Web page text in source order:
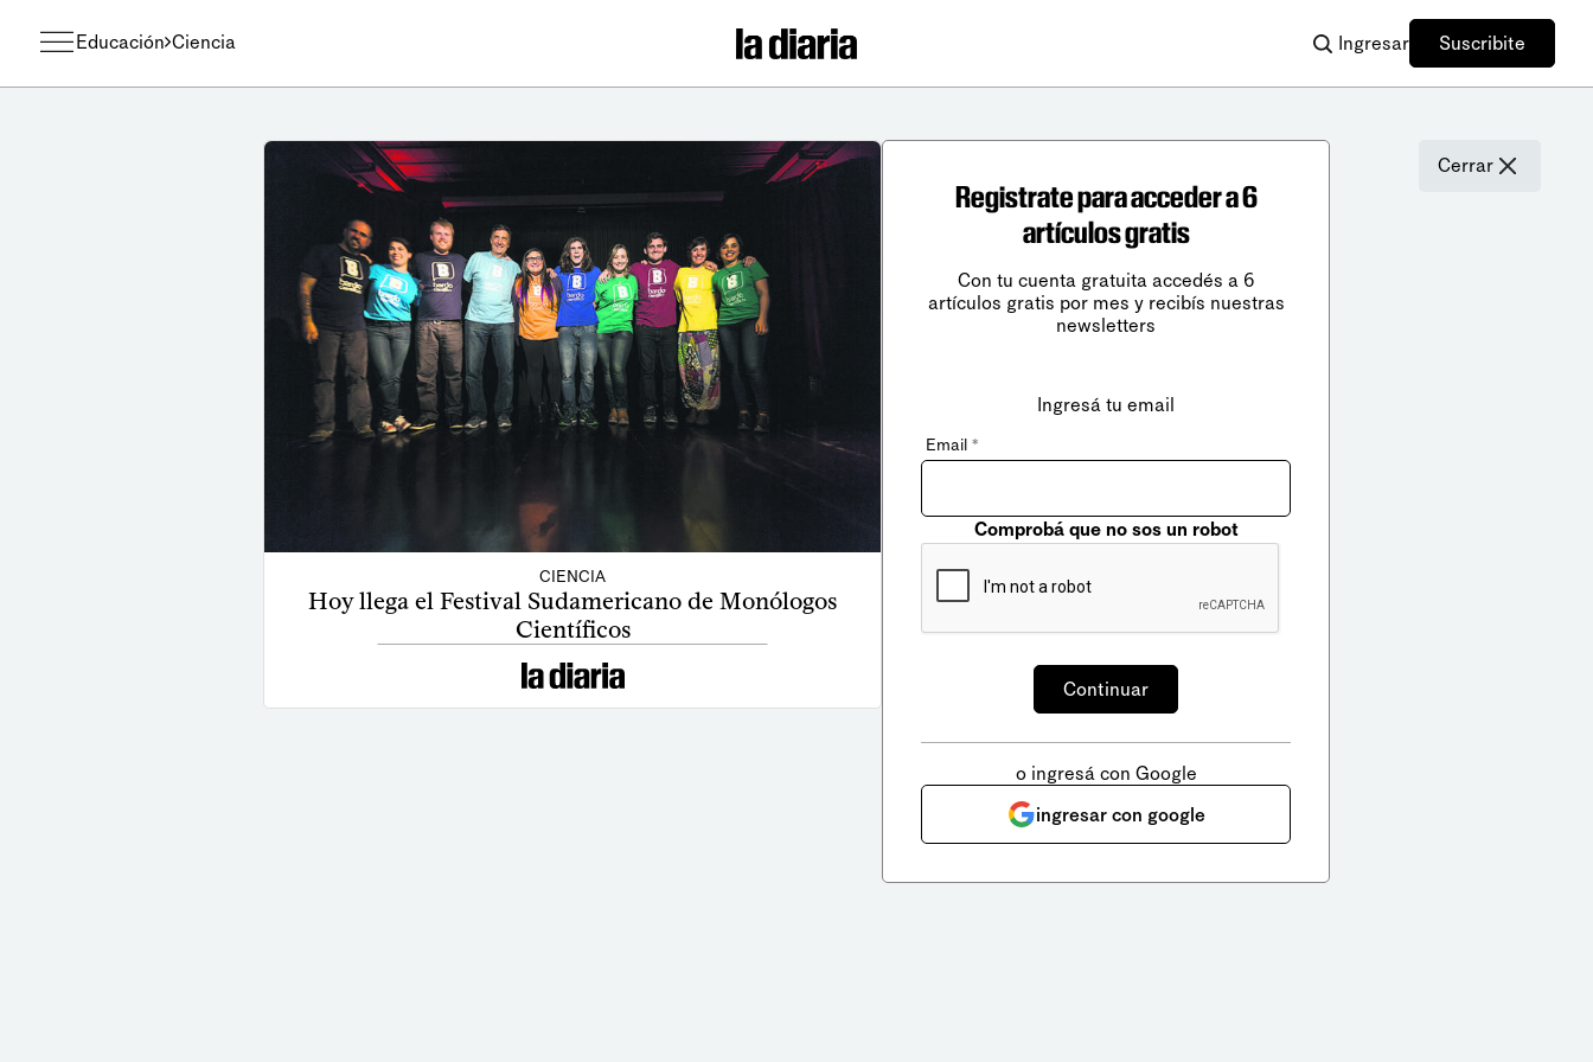
Educación Ciencia Ingresar Suscribite
CIENCIA
Hoy llega el Festival Sudamericano de Monólogos
Científicos
Cerrar
Registrate para acceder a 6
artículos gratis
Con tu cuenta gratuita accedés a 6
artículos gratis por mes y recibís nuestras
newsletters
Ingresá tu email
Email *
Comprobá que no sos un robot
o ingresá con Google
ingresar con google